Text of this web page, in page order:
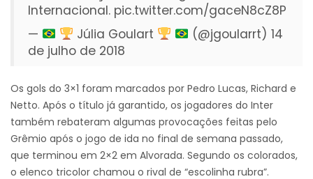
Internacional. pic.twitter.com/gaceN8cZ8P
—
Júlia Goulart (@jgoularrt) 14
de julho de 2018
Os gols do 3×1 foram marcados por Pedro Lucas, Richard e
Netto. Após o título já garantido, os jogadores do Inter
também rebateram algumas provocações feitas pelo
Grêmio após o jogo de ida no final de semana passado,
que terminou em 2×2 em Alvorada. Segundo os colorados,
o elenco tricolor chamou o rival de “escolinha rubra”.